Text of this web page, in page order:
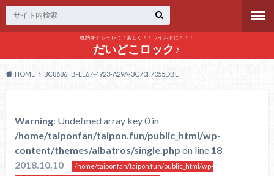
晩酌をオシャレに！楽しく！！ワイルドに！！！
だいどこロック♪
HOME 3C8686FB-EE67-4923-A29A-3C70F7055DBE
Warning: Undefined array key 0 in
/home/taiponfan/taipon.fun/public_html/wp-
content/themes/albatros/single.php on line 18
2018.10.10
/home/taiponfan/taipon.fun/public_html/wp-